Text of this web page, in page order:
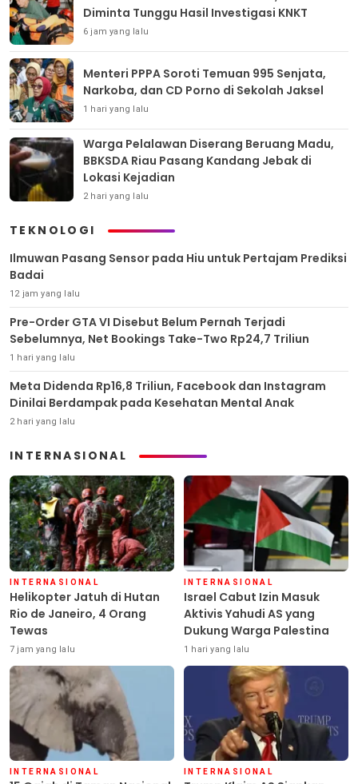
Diminta Tunggu Hasil Investigasi KNKT
6 jam yang lalu
Menteri PPPA Soroti Temuan 995 Senjata,
Narkoba, dan CD Porno di Sekolah Jaksel
1 hari yang lalu
Warga Pelalawan Diserang Beruang Madu,
BBKSDA Riau Pasang Kandang Jebak di
Lokasi Kejadian
2 hari yang lalu
TEKNOLOGI
Ilmuwan Pasang Sensor pada Hiu untuk Pertajam Prediksi
Badai
12 jam yang lalu
Pre-Order GTA VI Disebut Belum Pernah Terjadi
Sebelumnya, Net Bookings Take-Two Rp24,7 Triliun
1 hari yang lalu
Meta Didenda Rp16,8 Triliun, Facebook dan Instagram
Dinilai Berdampak pada Kesehatan Mental Anak
2 hari yang lalu
INTERNASIONAL
INTERNASIONAL
Helikopter Jatuh di Hutan
Rio de Janeiro, 4 Orang
Tewas
7 jam yang lalu
INTERNASIONAL
Israel Cabut Izin Masuk
Aktivis Yahudi AS yang
Dukung Warga Palestina
1 hari yang lalu
INTERNASIONAL INTERNASIONAL